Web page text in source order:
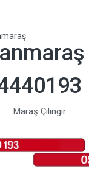
Maraş Çilingir